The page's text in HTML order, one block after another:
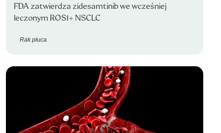
FDA zatwierdza zidesamtinib we wcześniej
leczonym ROS1+ NSCLC
Rak płuca